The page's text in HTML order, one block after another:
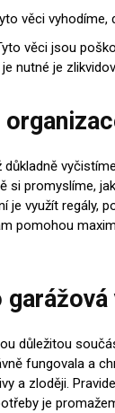
věci vyhodíme,
věci jsou
nutné je
důkladně
si promyslíme,
je využít regály,
pomohou
garážová
důležitou
fungovala a
a zloději.
je